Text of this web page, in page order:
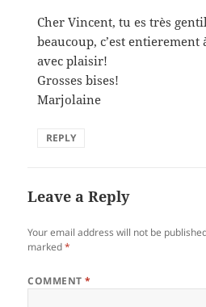
Cher Vincent, tu es très
beaucoup, c’est entierement
avec plaisir!
Grosses bises!
Marjolaine
REPLY
Leave a Reply
Your email address will not be
marked*
COMMENT*